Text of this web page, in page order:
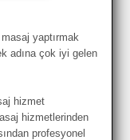
yaptırmak
adına çok iyi gelen
hizmet
hizmetlerinden
profesyonel